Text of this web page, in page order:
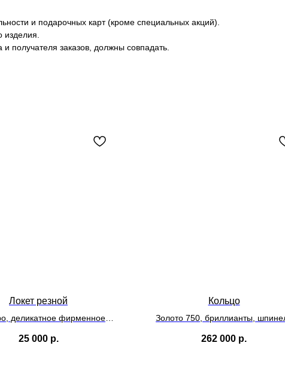
и подарочных карт (кроме специальных акций).
изделия.
получателя заказов, должны совпадать.
Локет резной
деликатное фирменное
25 000 р.
Кольцо
Золото 750, бриллианты,
262 000 р.